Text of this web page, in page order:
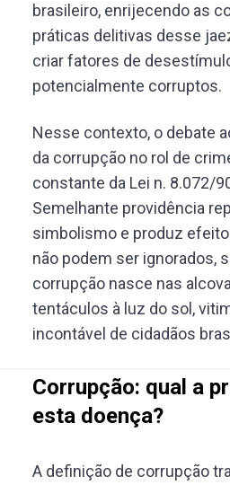
brasileiro, enrijecendo as
práticas delitivas desse
criar fatores de
potencialmente corruptos.
Nesse contexto, o debate
da corrupção no rol de
constante da Lei n. 8.072/
Semelhante providência
simbolismo e produz
não podem ser ignorados,
corrupção nasce nas
tentáculos à luz do sol,
incontável de cidadãos
Corrupção: qual a
esta doença?
A definição de corrupção